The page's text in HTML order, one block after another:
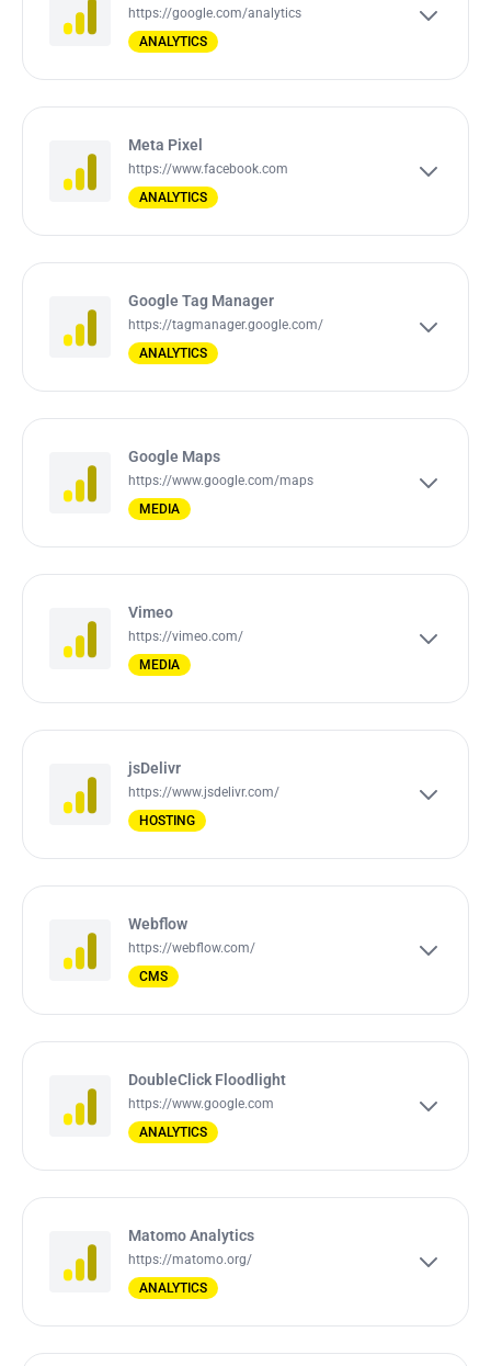
https://google.com/analytics
ANALYTICS
Meta Pixel
https://www.facebook.com
ANALYTICS
Google Tag Manager
https://tagmanager.google.com/
ANALYTICS
Google Maps
https://www.google.com/maps
MEDIA
Vimeo
https://vimeo.com/
MEDIA
jsDelivr
https://www.jsdelivr.com/
HOSTING
Webflow
https://webflow.com/
CMS
DoubleClick Floodlight
https://www.google.com
ANALYTICS
Matomo Analytics
https://matomo.org/
ANALYTICS